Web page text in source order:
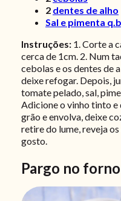
2 dentes de alho
Sal e pimenta q.b.
Instruções: 1. Corte a
cerca de 1cm. 2. Num
cebolas e os dentes de
deixe refogar. Depois,
tomate pelado, sal,
Adicione o vinho tinto e
grão e envolva, deixe
retire do lume, reveja
gosto.
Pargo no